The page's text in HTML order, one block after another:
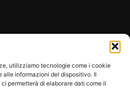
utilizziamo tecnologie come i cookie
alle informazioni del dispositivo. Il
permetterà di elaborare dati come il